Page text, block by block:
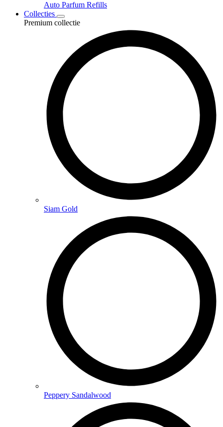
Auto Parfum Refills
Collecties
Premium collectie
Siam Gold
Peppery Sandalwood